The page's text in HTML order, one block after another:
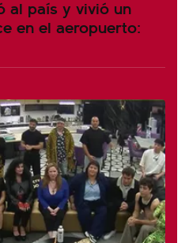
al país y vivió un
en el aeropuerto: